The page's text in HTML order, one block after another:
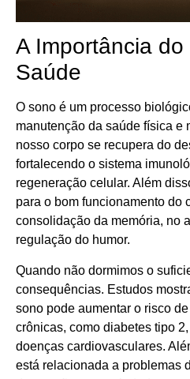
A Importância
Saúde
O sono é um processo
manutenção da saúde física e
nosso corpo se recupera do
fortalecendo o sistema
regeneração celular. Além
para o bom funcionamento do
consolidação da memória, no
regulação do humor.
Quando não dormimos o
consequências. Estudos
sono pode aumentar o risco
crônicas, como diabetes tipo
doenças cardiovasculares.
está relacionada a problemas